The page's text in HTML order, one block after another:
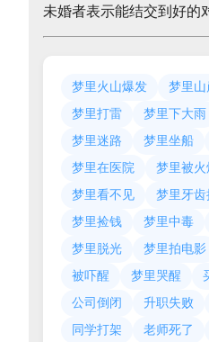
未婚者表示能结交到好的
梦里火山爆发 梦里山
梦里打雷
梦里下大雨
梦里迷路
梦里坐船
梦里在医院
梦里被火
梦里看不见
梦里牙齿
梦里捡钱
梦里中毒
梦里脱光
梦里拍电影
被吓醒
梦里哭醒
公司倒闭
升职失败
同学打架
老师死了